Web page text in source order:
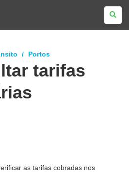
Portos
tarifas
as tarifas cobradas nos